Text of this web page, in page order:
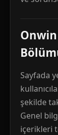
Sayfada
şekilde
Genel
içerikleri